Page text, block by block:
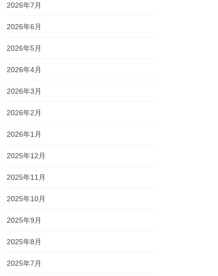
2026年7月
2026年6月
2026年5月
2026年4月
2026年3月
2026年2月
2026年1月
2025年12月
2025年11月
2025年10月
2025年9月
2025年8月
2025年7月